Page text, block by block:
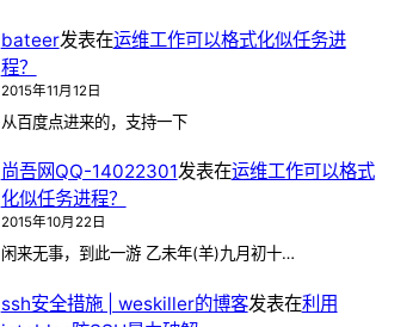
bateer发表在运维工作可以格式化似任务进
程？
2015年11月12日
从百度点进来的，支持一下
尚吾网QQ-14022301发表在运维工作可以格式
化似任务进程？
2015年10月22日
闲来无事，到此一游 乙未年(羊)九月初十…
ssh安全措施 | weskiller的博客发表在利用